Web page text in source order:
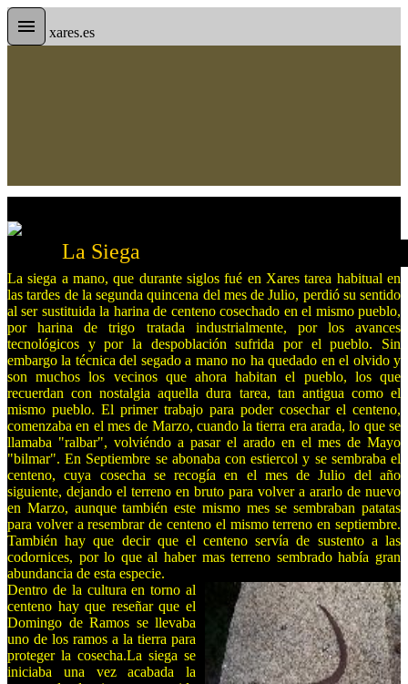
xares.es
La siega a mano, que durante siglos fué en Xares tarea habitual en
las tardes de la segunda quincena del mes de Julio, perdió su sentido
al ser sustituida la harina de centeno cosechado en el mismo pueblo,
por harina de trigo tratada industrialmente, por los avances
tecnológicos y por la despoblación sufrida por el pueblo. Sin
embargo la técnica del segado a mano no ha quedado en el olvido y
son muchos los vecinos que ahora habitan el pueblo, los que
recuerdan con nostalgia aquella dura tarea, tan antigua como el
mismo pueblo. El primer trabajo para poder cosechar el centeno,
comenzaba en el mes de Marzo, cuando la tierra era arada, lo que se
llamaba "ralbar", volviéndo a pasar el arado en el mes de Mayo
"bilmar". En Septiembre se abonaba con estiercol y se sembraba el
centeno, cuya cosecha se recogía en el mes de Julio del año
siguiente, dejando el terreno en bruto para volver a ararlo de nuevo
en Marzo, aunque también este mismo mes se sembraban patatas
para volver a resembrar de centeno el mismo terreno en septiembre.
También hay que decir que el centeno servía de sustento a las
codornices, por lo que al haber mas terreno sembrado había gran
abundancia de esta especie.
Dentro de la cultura en torno al
centeno hay que reseñar que el
Domingo de Ramos se llevaba
uno de los ramos a la tierra para
proteger la cosecha.La siega se
iniciaba una vez acabada la